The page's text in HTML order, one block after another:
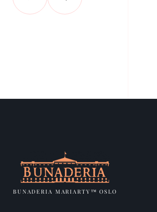
BUNADERIA MARIARTY™ OSLO